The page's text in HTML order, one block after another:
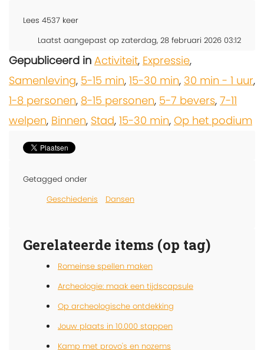
Lees 4537 keer
Laatst aangepast op zaterdag, 28 februari 2026 03:12
Gepubliceerd in Activiteit, Expressie,
Samenleving, 5-15 min, 15-30 min, 30 min - 1 uur,
1-8 personen, 8-15 personen, 5-7 bevers, 7-11
welpen, Binnen, Stad, 15-30 min, Op het podium
Getagged onder
Geschiedenis
Dansen
Gerelateerde items (op tag)
Romeinse spellen maken
Archeologie: maak een tijdscapsule
Op archeologische ontdekking
Jouw plaats in 10.000 stappen
Kamp met provo's en nozems